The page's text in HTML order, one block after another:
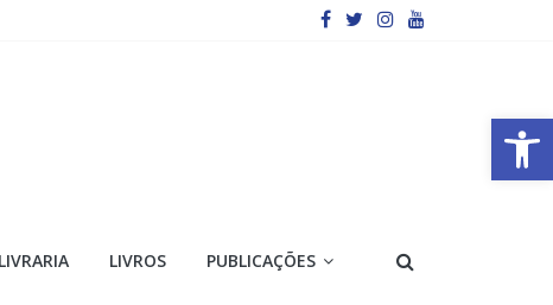
Barra de Ferramentas Aberta
LIVRARIA LIVROS PUBLICAÇÕES